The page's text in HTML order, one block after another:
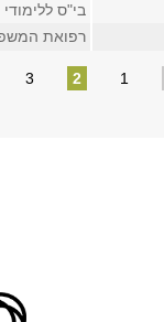
בי"ס
רפואת
1
2
3